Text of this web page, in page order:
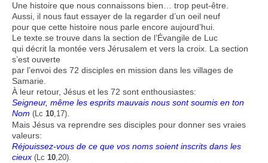
Une histoire que nous connaissons bien… trop peut-être.
Aussi, il nous faut essayer de la regarder d’un oeil neuf
pour que cette histoire nous parle encore aujourd’hui.
Le texte.se trouve dans la section de l’Évangile de Luc
qui décrit la montée vers Jérusalem et vers la croix. La section
s’est ouverte
par l’envoi des 72 disciples en mission dans les villages de
Samarie.
À leur retour, Jésus et les 72 sont enthousiastes:
Seigneur, même les esprits mauvais nous sont soumis en ton
Nom (Lc 10,17)
Mais Jésus va reprendre ses disciples pour donner ses vraies
valeurs:
Réjouissez-vous de ce que vos noms soient inscrits dans les
cieux (Lc 10,20)